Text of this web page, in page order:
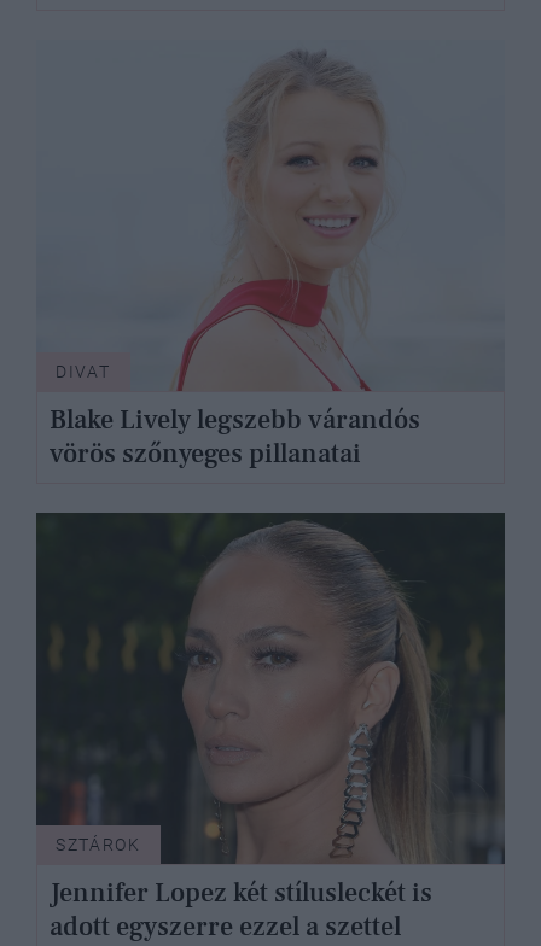
DIVAT
Blake Lively legszebb várandós
vörös szőnyeges pillanatai
SZTÁROK
Jennifer Lopez két stílusleckét is
adott egyszerre ezzel a szettel